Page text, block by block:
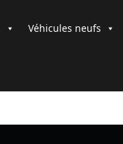
Véhicules neufs